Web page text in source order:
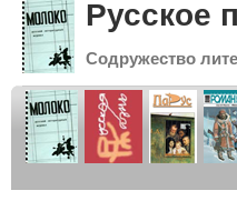
Русское
Содружество